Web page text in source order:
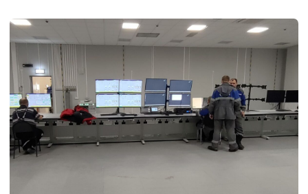
Реконструкция ДКС Западно-
Таркосалинского газового
месторождения
Генеральный подрядчик по замене СПЧ 16/21-3,0